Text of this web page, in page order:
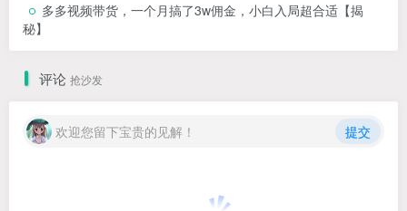
多多视频带货，一个月搞了3w佣金，小白入局超合适【揭
秘】
评论 抢沙发
欢迎您留下宝贵的见解！ 提交